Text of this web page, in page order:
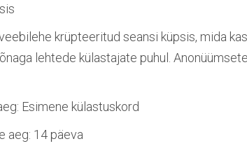
krüpteeritud seansi küpsis, mida
lehtede külastajate puhul.
Esimene külastuskord
aeg: 14 päeva